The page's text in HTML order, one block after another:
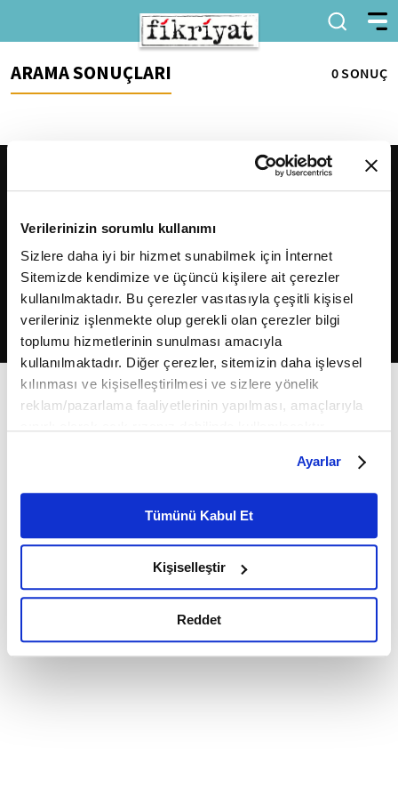
Verilerinizin sorumlu kullanımı
Sizlere daha iyi bir hizmet sunabilmek için İnternet
Sitemizde kendimize ve üçüncü kişilere ait çerezler
kullanılmaktadır. Bu çerezler vasıtasıyla çeşitli kişisel
verileriniz işlenmekte olup gerekli olan çerezler bilgi
toplumu hizmetlerinin sunulması amacıyla
kullanılmaktadır. Diğer çerezler, sitemizin daha işlevsel
kılınması ve kişiselleştirilmesi ve sizlere yönelik
reklam/pazarlama faaliyetlerinin yapılması, amaçlarıyla
belirleyebilirsiniz. Çerezlere ilişkin detaylı bilgi için
Ayarlar butonuna tıklayabilir,Çerez Bilgilendirme
Metnimizi ziyaret edebilirsiniz.
6698 sayılı Kişisel Verilerin Korunması Kanunu uyarınca
okumak ve sitemizi ziyaretiniz kapsamında
gerçekleştirilen veri işleme faaliyetleri ile ilgili daha
detaylı bilgi almak için lütfentıklayınız.
Ayarlar
Tümünü Kabul Et
Kişiselleştir
Reddet
ARAMA SONUÇLARI 0 SONUÇ
2026Fikriyat. Tüm hakları saklıdır.